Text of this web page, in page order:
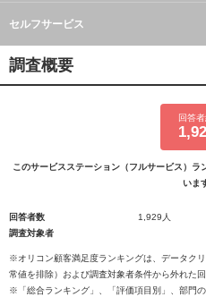
セルフサービス
調査概要
回答
このサービスステーション（フルサービス）
いま
回答者数
1,929人
調査対象者
※オリコン顧客満足度ランキングは、データク
常値を排除）および調査対象者条件から外れた
※「総合ランキング」、「評価項目別」、部門